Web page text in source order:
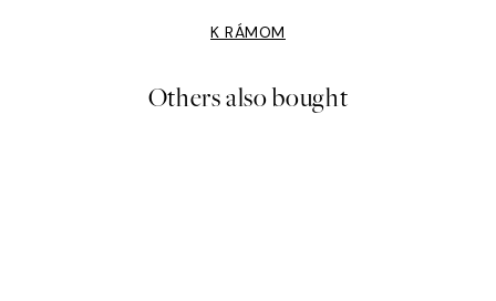
K RÁMOM
Others also bought